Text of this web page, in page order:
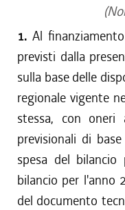
1.Al
previsti dalla
sulla base delle
regionale vigente
stessa, con oneri
previsionali di
spesa del
bilancio per l'anno
del documento